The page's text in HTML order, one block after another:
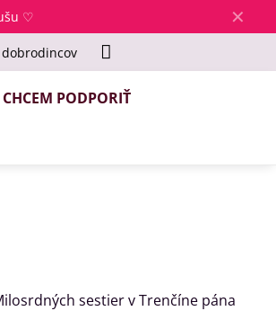
✕
♡
dobrodincov
CHCEM PODPORIŤ
sestier v Trenčíne pána